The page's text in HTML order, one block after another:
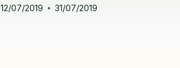
12/07/2019 31/07/2019